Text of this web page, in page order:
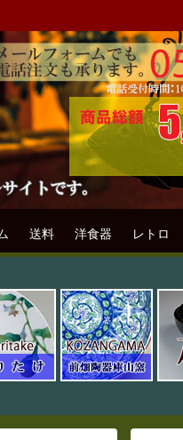
ート
送料 洋食器 レトロ